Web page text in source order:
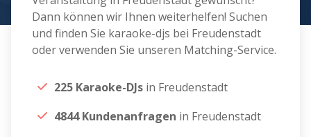
Dann können wir Ihnen weiterhelfen! Suchen
und finden Sie karaoke-djs bei Freudenstadt
oder verwenden Sie unseren Matching-Service.
225 Karaoke-DJs in Freudenstadt
4844 Kundenanfragen in Freudenstadt